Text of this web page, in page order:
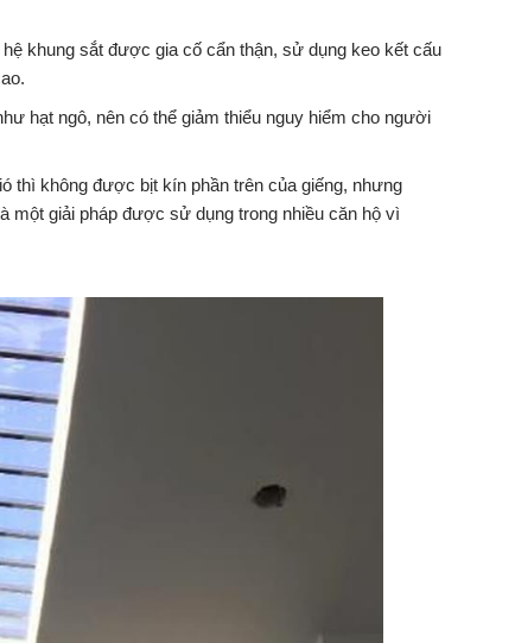
khung sắt được gia cố cẩn thận, sử dụng keo kết cấu
hạt ngô, nên có thể giảm thiểu nguy hiểm cho người
thì không được bịt kín phần trên của giếng, nhưng
giải pháp được sử dụng trong nhiều căn hộ vì